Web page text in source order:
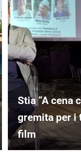
Stia “A cena
gremita per i
film